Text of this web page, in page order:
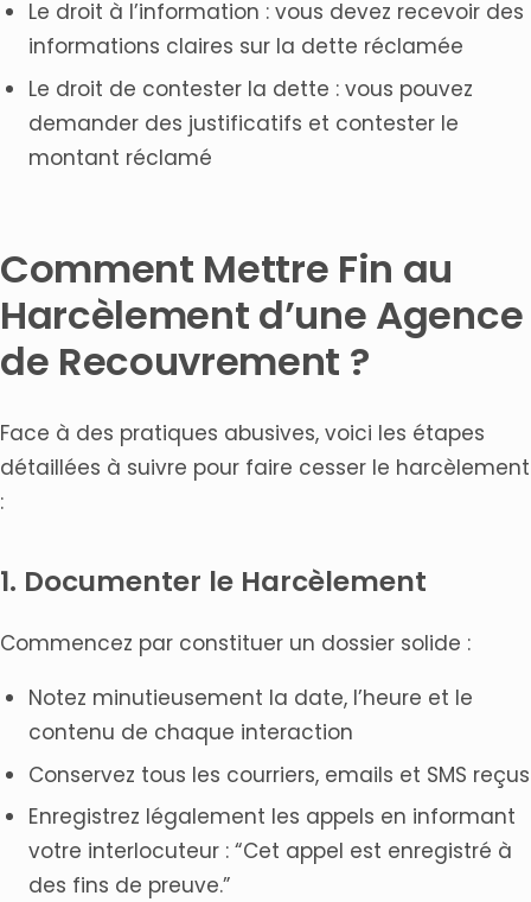
Le droit à l’information : vous devez recevoir des
informations claires sur la dette réclamée
Le droit de contester la dette : vous pouvez
demander des justificatifs et contester le
montant réclamé
Comment Mettre Fin au
Harcèlement d’une Agence
de Recouvrement ?
Face à des pratiques abusives, voici les étapes
détaillées à suivre pour faire cesser le harcèlement
:
1. Documenter le Harcèlement
Commencez par constituer un dossier solide :
Notez minutieusement la date, l’heure et le
contenu de chaque interaction
Conservez tous les courriers, emails et SMS reçus
Enregistrez légalement les appels en informant
votre interlocuteur : “Cet appel est enregistré à
des fins de preuve.”